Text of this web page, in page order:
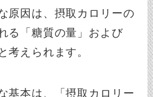
原因は、摂取カロリーの
る「糖質の量」および
考えられます。
基本は、「摂取カロリー